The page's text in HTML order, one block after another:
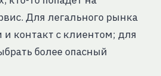
Для легального рынка
и контакт с клиентом; для
более опасный